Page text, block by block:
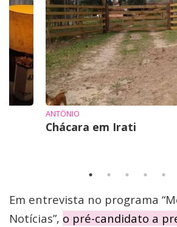
ANTÔNIO
Chácara em Irati
Em entrevista no programa
Notícias”, o pré-candidato a